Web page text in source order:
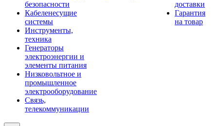
безопасности
Кабеленесущие
системы
Инструменты,
техника
Генераторы
электроэнергии и
элементы питания
Низковольтное и
промышленное
электрооборудование
Связь,
телекоммуникации
доставки
Гарантия
на товар